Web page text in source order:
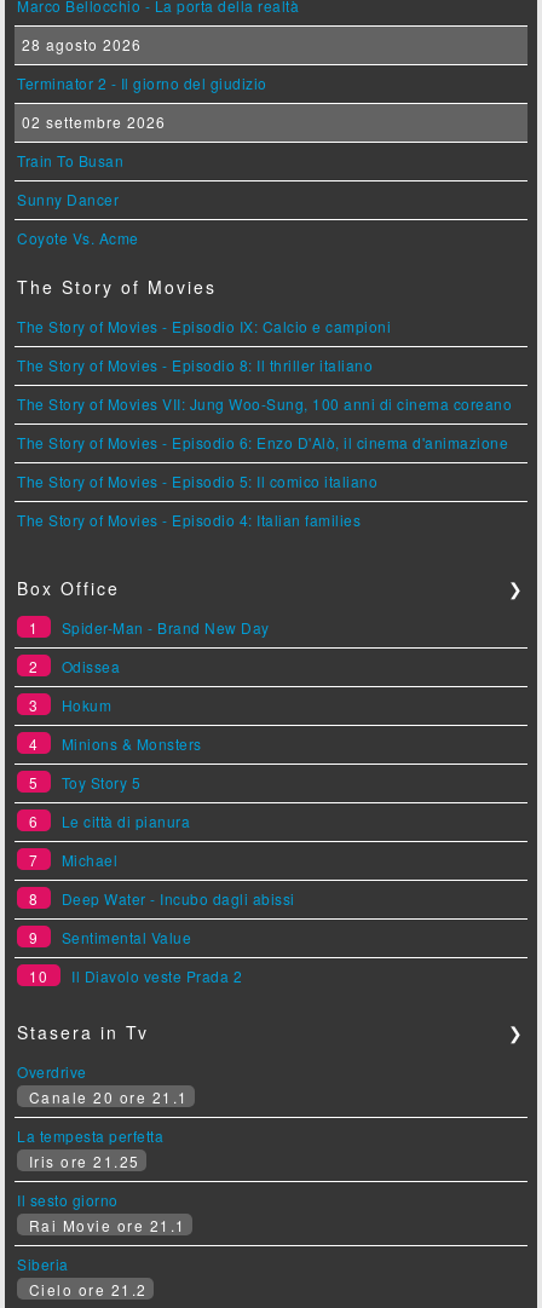
Marco Bellocchio - La porta della realtà
28 agosto 2026
Terminator 2 - Il giorno del giudizio
02 settembre 2026
Train To Busan
Sunny Dancer
Coyote Vs. Acme
The Story of Movies
The Story of Movies - Episodio IX: Calcio e campioni
The Story of Movies - Episodio 8: Il thriller italiano
The Story of Movies VII: Jung Woo-Sung, 100 anni di cinema coreano
The Story of Movies - Episodio 6: Enzo D'Alò, il cinema d'animazione
The Story of Movies - Episodio 5: Il comico italiano
The Story of Movies - Episodio 4: Italian families
Box Office ❯
1
Spider-Man - Brand New Day
2
Odissea
3
Hokum
4
Minions & Monsters
5
Toy Story 5
6
Le città di pianura
7
Michael
8
Deep Water - Incubo dagli abissi
9
Sentimental Value
10
Il Diavolo veste Prada 2
Stasera in Tv ❯
Overdrive
Canale 20 ore 21.1
La tempesta perfetta
Iris ore 21.25
Il sesto giorno
Rai Movie ore 21.1
Siberia
Cielo ore 21.2